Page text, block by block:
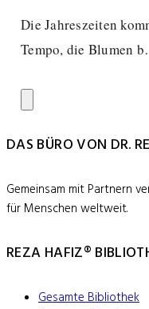
Die Jahreszeiten
Tempo, die Blumen
DAS BÜRO VON DR.
Gemeinsam mit Partnern
für Menschen weltweit.
REZA HAFIZ®
Gesamte Bibliothek